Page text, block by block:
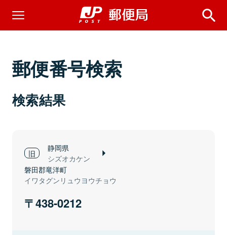
郵便番号検索
検索結果
静岡県
シズオカケン
磐田郡竜洋町
イワタグンリュウヨウチョウ
438-0212